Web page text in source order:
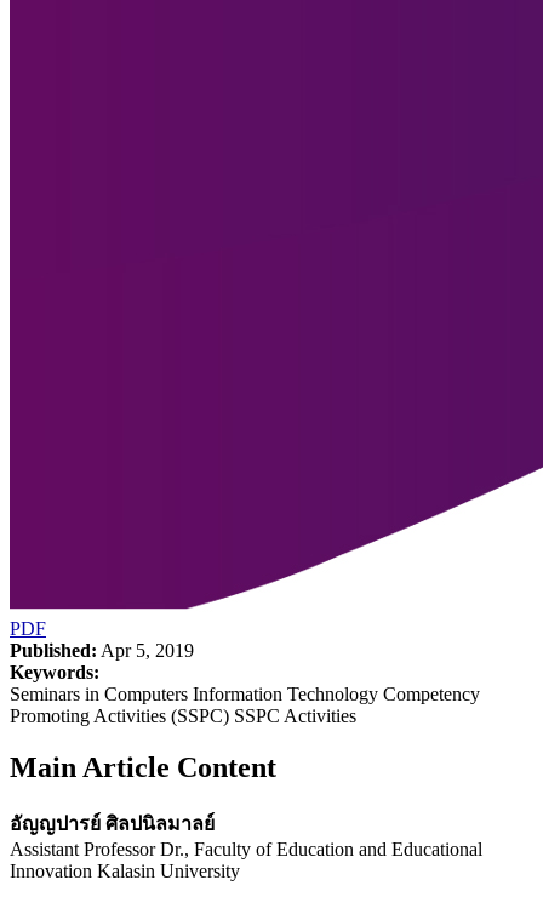
PDF
Published: Apr 5, 2019
Keywords:
Seminars in Computers Information Technology Competency
Promoting Activities (SSPC) SSPC Activities
Main Article Content
อัญญปารย์ ศิลปนิลมาลย์
Assistant Professor Dr., Faculty of Education and Educational
Innovation Kalasin University